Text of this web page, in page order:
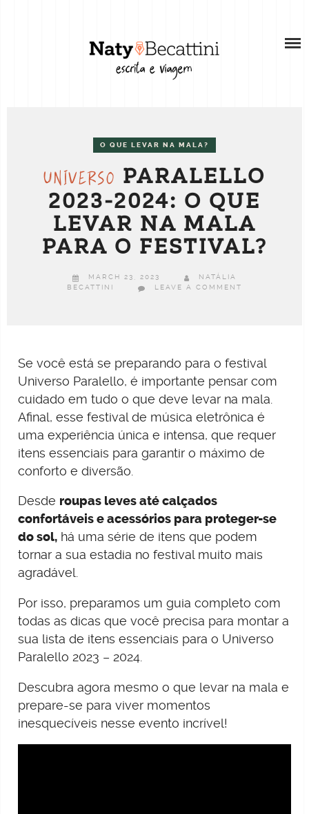
SOBRE A AUTORA
SERVIÇOS PARA REDES SOCIAIS
CONSULTORIA INDIVIDUAL PARA CRIADORES
DE CONTEÚDO
COMO ESCREVER SUAS HISTÓRIAS DE
O QUE LEVAR NA MALA?
UNIVERSO PARALELLO
2023-2024: O QUE
LEVAR NA MALA
PARA O FESTIVAL?
MARCH 23, 2023
NATÁLIA
BECATTINI
LEAVE A COMMENT
Se você está se preparando para o festival
Universo Paralello, é importante pensar com
cuidado em tudo o que deve levar na mala.
Afinal, esse festival de música eletrônica é
uma experiência única e intensa, que requer
itens essenciais para garantir o máximo de
conforto e diversão.
Desde roupas leves até calçados
confortáveis e acessórios para proteger-se
do sol, há uma série de itens que podem
tornar a sua estadia no festival muito mais
agradável.
Por isso, preparamos um guia completo com
todas as dicas que você precisa para montar a
sua lista de itens essenciais para o Universo
Paralello 2023 – 2024.
Descubra agora mesmo o que levar na mala e
prepare-se para viver momentos
inesquecíveis nesse evento incrível!